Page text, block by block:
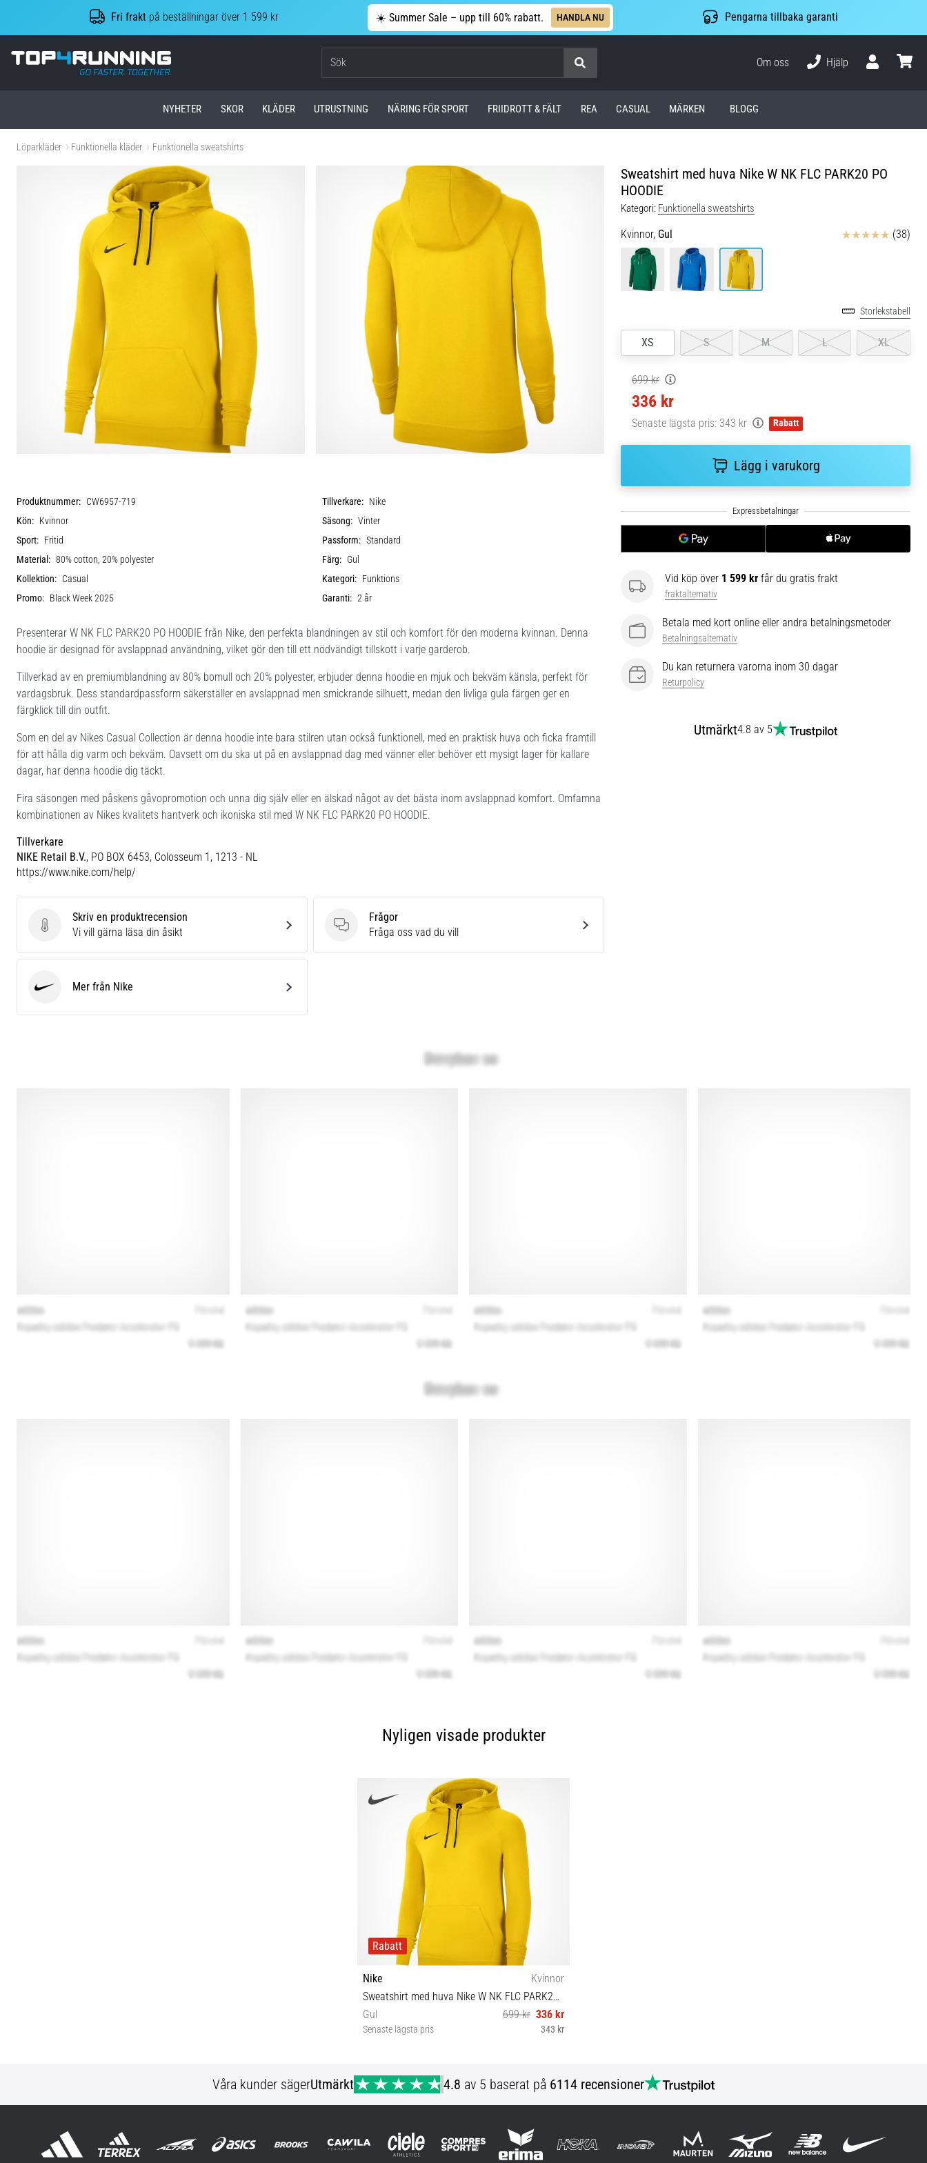
Fri frakt på beställningar över 1 599 kr ☀️ Summer Sale – upp till 60% rabatt. HANDLA NU Pengarna tillbaka garanti
Top4Running.se
Om oss
Hjälp
NYHETER SKOR KLÄDER UTRUSTNING NÄRING FÖR SPORT FRIIDROTT & FÄLT REA CASUAL MÄRKEN BLOGG
Löparkläder Funktionella kläder Funktionella sweatshirts
Sweatshirt med huva Nike W NK FLC PARK20 PO
HOODIE
Kategori: Funktionella sweatshirts
Kvinnor, Gul Recensioner (38)
Storlekstabell
XS S M L XL
699 kr
336 kr
Senaste lägsta pris: 343 kr Rabatt
Lägg i varukorg
Vid köp över 1 599 kr får du gratis frakt
fraktalternativ
Betala med kort online eller andra betalningsmetoder
Betalningsalternativ
Du kan returnera varorna inom 30 dagar
Returpolicy
Utmärkt4.8 av 5
Produktnummer: CW6957-719 Tillverkare: Nike
Kön: Kvinnor Säsong: Vinter
Sport: Fritid Passform: Standard
Material: 80% cotton, 20% polyester Färg: Gul
Kollektion: Casual Kategori: Funktions
Promo: Black Week 2025 Garanti: 2 år
Presenterar W NK FLC PARK20 PO HOODIE från Nike, den perfekta blandningen av stil och komfort för den moderna kvinnan. Denna
hoodie är designad för avslappnad användning, vilket gör den till ett nödvändigt tillskott i varje garderob.
Tillverkad av en premiumblandning av 80% bomull och 20% polyester, erbjuder denna hoodie en mjuk och bekväm känsla, perfekt för
vardagsbruk. Dess standardpassform säkerställer en avslappnad men smickrande silhuett, medan den livliga gula färgen ger en
färgklick till din outfit.
Som en del av Nikes Casual Collection är denna hoodie inte bara stilren utan också funktionell, med en praktisk huva och ficka framtill
för att hålla dig varm och bekväm. Oavsett om du ska ut på en avslappnad dag med vänner eller behöver ett mysigt lager för kallare
dagar, har denna hoodie dig täckt.
Fira säsongen med påskens gåvopromotion och unna dig själv eller en älskad något av det bästa inom avslappnad komfort. Omfamna
kombinationen av Nikes kvalitets hantverk och ikoniska stil med W NK FLC PARK20 PO HOODIE.
Tillverkare
NIKE Retail B.V., PO BOX 6453, Colosseum 1, 1213 - NL
https://www.nike.com/help/
Skriv en produktrecension
Skriv en produktrecension
Vi vill gärna läsa din åsikt
Frågor
Frågor
Fråga oss vad du vill
Mer från Nike
Nyligen visade produkter
Rabatt
Nike
Kvinnor
Sweatshirt med huva Nike W NK FLC PARK20 PO HOODIE
Gul
699 kr 336 kr
Senaste lägsta pris 343 kr
Våra kunder sägerUtmärkt 4.8 av 5 baserat på 6114 recensioner